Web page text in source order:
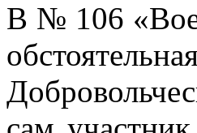
В № 106